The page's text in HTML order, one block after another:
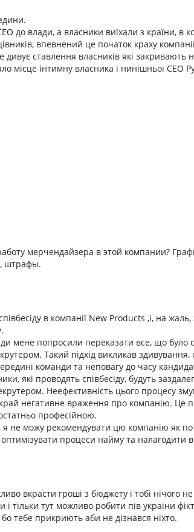
до влади, а власники виїхали з країни, в
впевнений це початок краху
ставлення власників які закривають
місце інтимну власника і нинішньої СЕО
мерчендайзера в этой компании?
штрафы.
в компанії New Products ,і, на
мене попросили переказати все, що було
Такий підхід викликав
команди та неповагу до часу
які проводять співбесіду, будуть
Неефективність цього процесу
негативне враження про компанію. Це
професійною.
я не можу рекомендувати цю компанію як
процеси найму та налагодити
вкрасти гроші з бюджету і тобі нічого
тільки тут можливо робити пів украіни
тебе прикриють аби не дізнався ніхто.